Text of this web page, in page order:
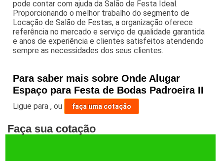
pode contar com ajuda da Salão de Festa Ideal.
Proporcionando o melhor trabalho do segmento de
Locação de Salão de Festas, a organização oferece
referência no mercado e serviço de qualidade garantida
e anos de experiência e clientes satisfeitos atendendo
sempre as necessidades dos seus clientes.
Para saber mais sobre Onde Alugar
Espaço para Festa de Bodas Padroeira II
Ligue para,ou faça uma cotação
Faça sua cotação